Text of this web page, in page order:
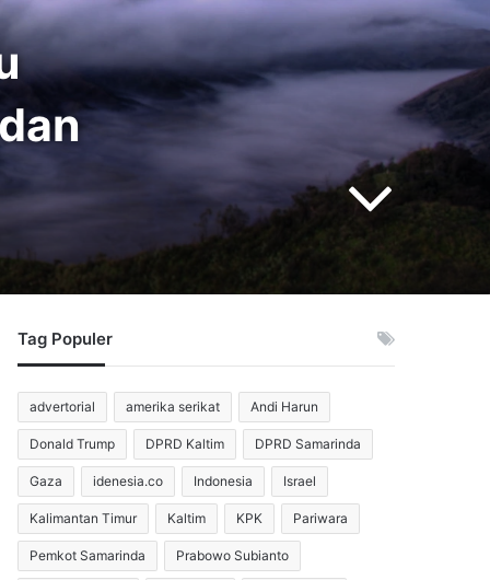
Tag Populer
advertorial amerika serikat Andi Harun
Donald Trump DPRD Kaltim DPRD Samarinda
Gaza idenesia.co Indonesia Israel
Kalimantan Timur Kaltim KPK Pariwara
Pemkot Samarinda Prabowo Subianto